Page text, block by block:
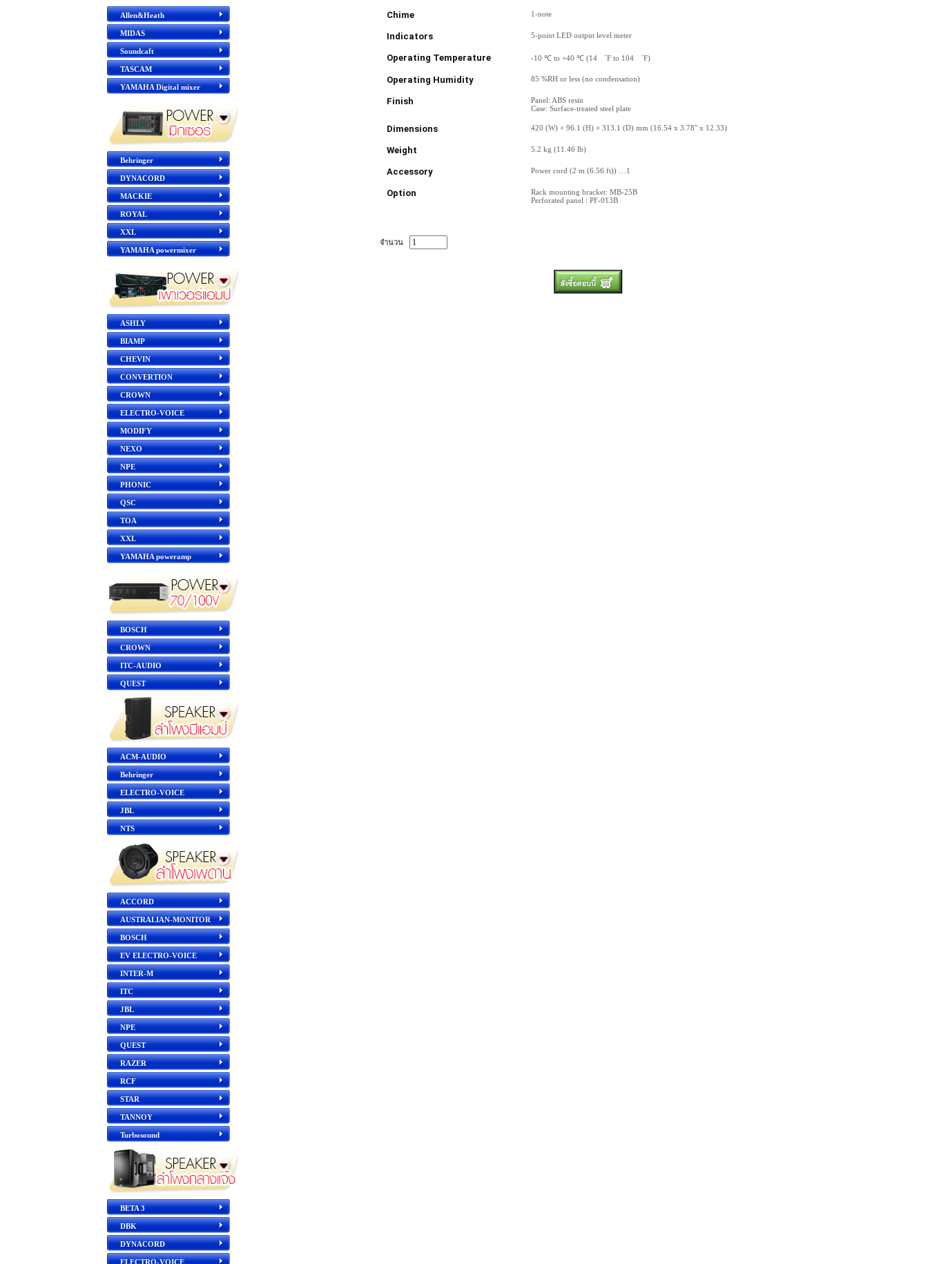
Allen&Heath
MIDAS
Soundcaft
TASCAM
YAMAHA Digital mixer
Behringer
DYNACORD
MACKIE
ROYAL
XXL
YAMAHA powermixer
ASHLY
BIAMP
CHEVIN
CONVERTION
CROWN
ELECTRO-VOICE
MODIFY
NEXO
NPE
PHONIC
QSC
TOA
XXL
YAMAHA poweramp
BOSCH
CROWN
ITC-AUDIO
QUEST
ACM-AUDIO
Behringer
ELECTRO-VOICE
JBL
NTS
ACCORD
AUSTRALIAN-MONITOR
BOSCH
EV ELECTRO-VOICE
INTER-M
ITC
JBL
NPE
QUEST
RAZER
RCF
STAR
TANNOY
Turbosound
BETA 3
DBK
DYNACORD
ELECTRO-VOICE
Chime 1-note
Indicators 5-point LED output level meter
Operating Temperature -10 ℃ to +40 ℃ (14 ゜F to 104 ゜F)
Operating Humidity 85 %RH or less (no condensation)
Finish
Panel: ABS resin
Case: Surface-treated steel plate
Dimensions 420 (W) × 96.1 (H) × 313.1 (D) mm (16.54 x 3.78" x 12.33)
Weight 5.2 kg (11.46 lb)
Accessory Power cord (2 m (6.56 ft)) …1
Option
Rack mounting bracket: MB-25B
Perforated panel : PF-013B
จำนวน